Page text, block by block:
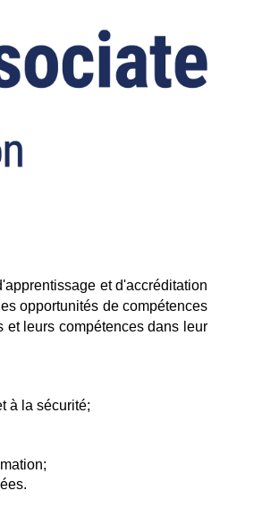
et d'accréditation
opportunités de compétences
et leurs compétences dans leur
à la sécurité;